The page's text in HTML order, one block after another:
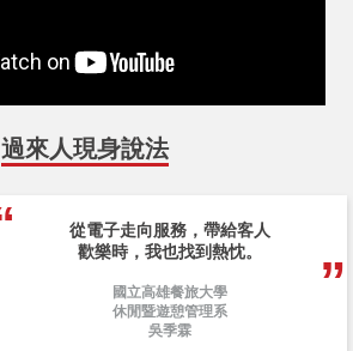
過來人現身說法
從電子走向服務，帶給客人
歡樂時，我也找到熱忱。
國立高雄餐旅大學
休閒暨遊憩管理系
吳季霖